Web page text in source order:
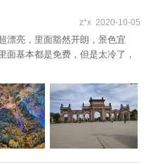
z*x 2020-10-05
漂亮，里面豁然开朗，景色宜
面基本都是免费，但是太冷了，